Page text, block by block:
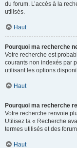
du forum. L’accès à la
utilisés.
Haut
Pourquoi ma recherche
Votre recherche est
courants non indexés par
utilisant les options
Haut
Pourquoi ma recherche
Votre recherche renvoie
Utilisez la « Recherche
termes utilisés et des
Haut